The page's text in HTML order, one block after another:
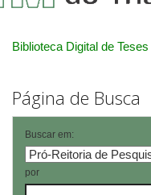
Biblioteca Digital de
Página de Busca
Buscar em:
por